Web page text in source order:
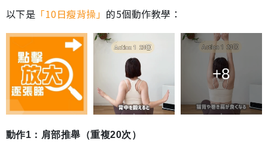
以下是 「10日瘦背操」 的5個動作教學：
+8
動作1：肩部推舉（重複20次）